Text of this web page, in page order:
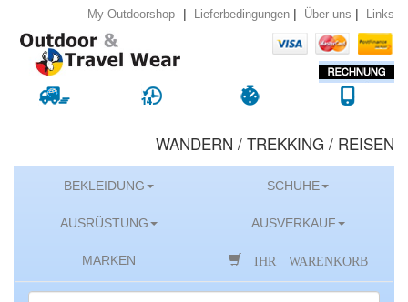
My Outdoorshop | Lieferbedingungen | Über uns | Links
WANDERN / TREKKING / REISEN
BEKLEIDUNG SCHUHE
AUSRÜSTUNG AUSVERKAUF
MARKEN IHR WARENKORB